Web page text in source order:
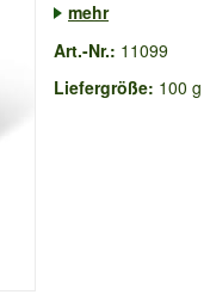
mehr
Art.-Nr.: 11099
Liefergröße: 100 g